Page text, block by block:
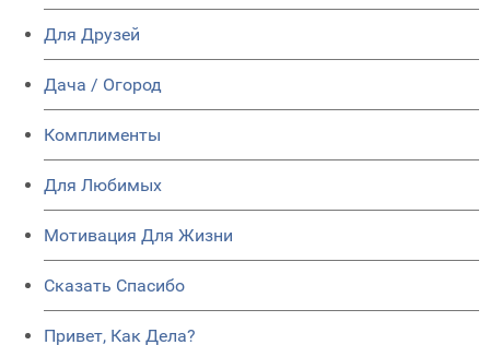
Для Друзей
Дача / Огород
Комплименты
Для Любимых
Мотивация Для Жизни
Сказать Спасибо
Привет, Как Дела?